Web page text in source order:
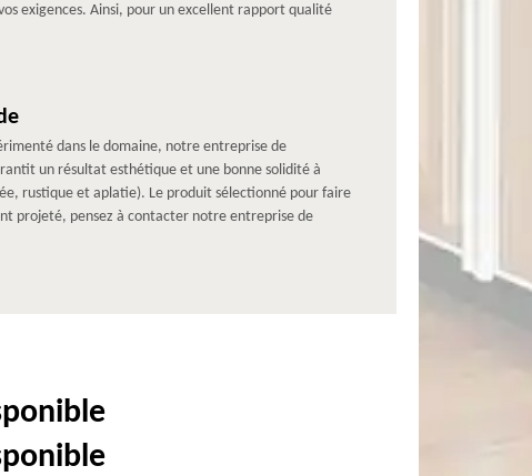
exigences. Ainsi, pour un excellent rapport qualité
dans le domaine, notre entreprise de
un résultat esthétique et une bonne solidité à
rustique et aplatie). Le produit sélectionné pour faire
projeté, pensez à contacter notre entreprise de